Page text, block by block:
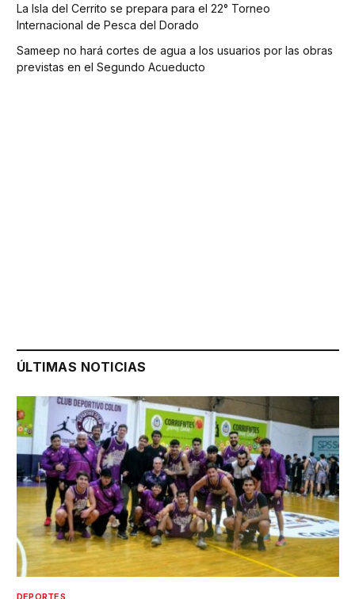
La Isla del Cerrito se prepara para el 22° Torneo
Internacional de Pesca del Dorado
Sameep no hará cortes de agua a los usuarios por las obras
previstas en el Segundo Acueducto
ÚLTIMAS NOTICIAS